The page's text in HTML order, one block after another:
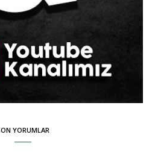
YORUMLAR